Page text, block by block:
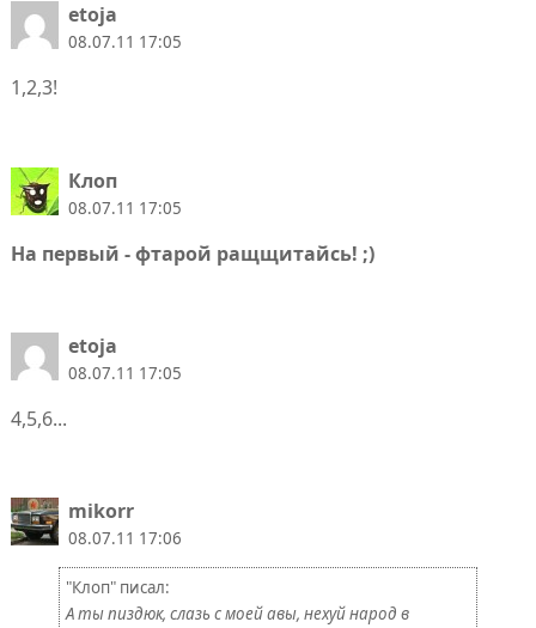
etoja
08.07.11 17:05
1,2,3!
Клоп
08.07.11 17:05
На первый - фтарой ращщитайсь! ;)
etoja
08.07.11 17:05
4,5,6...
mikorr
08.07.11 17:06
"Клоп" писал:
А ты пиздюк, слазь с моей авы, нехуй народ в